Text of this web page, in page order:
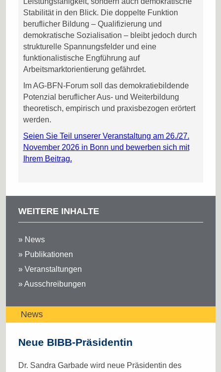
Stabilität in den Blick. Die doppelte Funktion
beruflicher Bildung – Qualifizierung und
demokratische Sozialisation – bleibt jedoch durch
strukturelle Spannungsfelder und eine
funktionalistische Engführung auf
Arbeitsmarktorientierung gefährdet.
Im AG‑BFN‑Forum soll das demokratiebildende
Potenzial beruflicher Aus- und Weiterbildung
theoretisch, empirisch und praxisbezogen erörtert
werden.
Seien Sie Teil unserer Veranstaltung am 26./27.
November 2026 in Bonn und bewerben sich mit
Ihrem Beitrag.
WEITERE INHALTE
» News
» Publikationen
» Veranstaltungen
» Ausschreibungen
News
Neue BIBB-Präsidentin
Dr. Sandra Garbade wird neue Präsidentin des